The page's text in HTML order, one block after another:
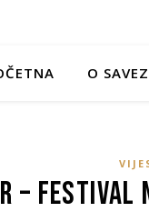
O
– Festival